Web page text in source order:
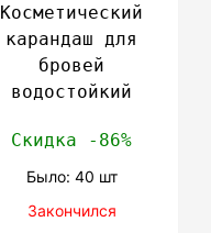
Косметический
карандаш для
бровей
водостойкий
Скидка -86%
Было: 40 шт
Закончился